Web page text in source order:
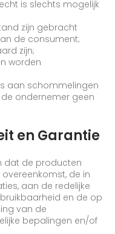
is slechts mogelijk
zijn gebracht
de consument;
zijn;
worden
aan schommelingen
ondernemer geen
en Garantie
dat de producten
de in
aan de redelijke
en de op
van de
bepalingen en/of